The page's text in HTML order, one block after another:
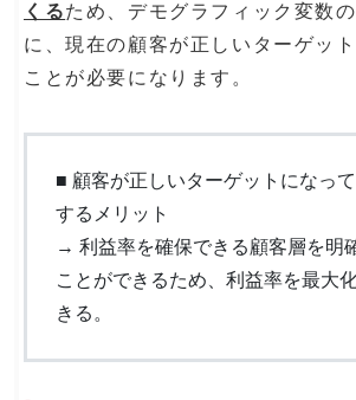
くるため、デモグラフィック変数
に、現在の顧客が正しいターゲッ
ことが必要になります。
■ 顧客が正しいターゲットになっ
するメリット
→ 利益率を確保できる顧客層を明
ことができるため、利益率を最大
きる。